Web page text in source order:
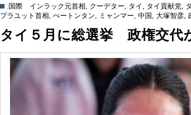
.国際
インラック元首相 , クーデター, タイ , タイ貢献党,
プラユット首相 , ぺートンタン, ミャンマー, 中国 , 大塚智彦,
タイ５月に総選挙 政権交代